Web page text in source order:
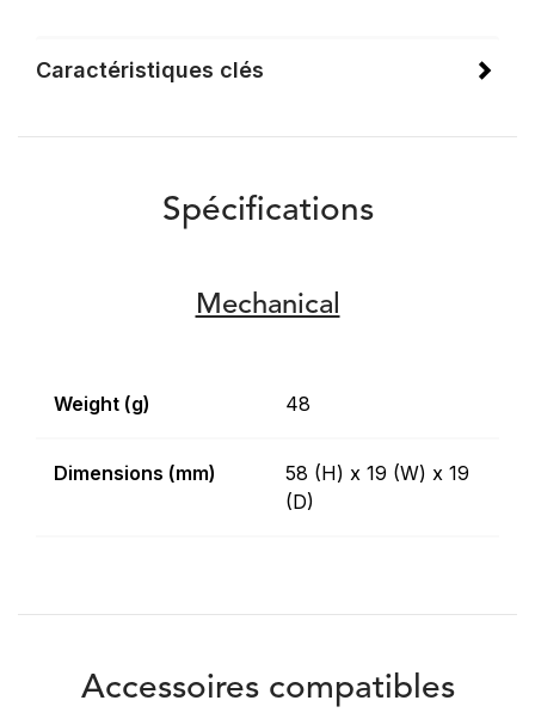
Caractéristiques clés
Spécifications
Mechanical
Weight (g) 48
Dimensions (mm)
58 (H) x 19 (W) x 19
(D)
Accessoires compatibles